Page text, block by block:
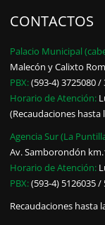
CONTACTOS
Palacio Municipal
Malecón y Calixto
PBX:(593-4) 3725080 /
Horario de Atención:
(Recaudaciones hasta
Agencia Sur (La
Av. Samborondón
Horario de Atención:
PBX:(593-4) 5126035 /
Recaudaciones hasta